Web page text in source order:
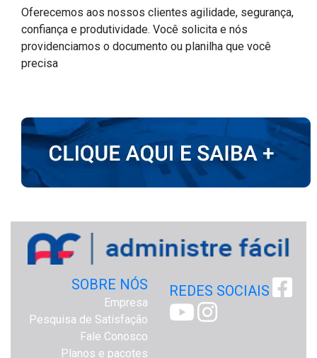
Oferecemos aos nossos clientes agilidade, segurança,
confiança e produtividade. Você solicita e nós
providenciamos o documento ou planilha que você
precisa
SOBRE NÓS
Empresa
Pesquisa de Satisfação
Fale Conosco
Planos e pacotes
REDES SOCIAIS